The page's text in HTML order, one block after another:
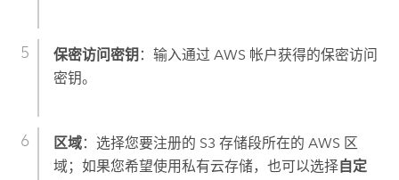
保密访问密钥 ：输入通过 AWS 帐户获得的保密访问
密钥。
区域：选择您要注册的 S3 存储段所在的 AWS 区
域；如果您希望使用私有云存储，也可以选择自定